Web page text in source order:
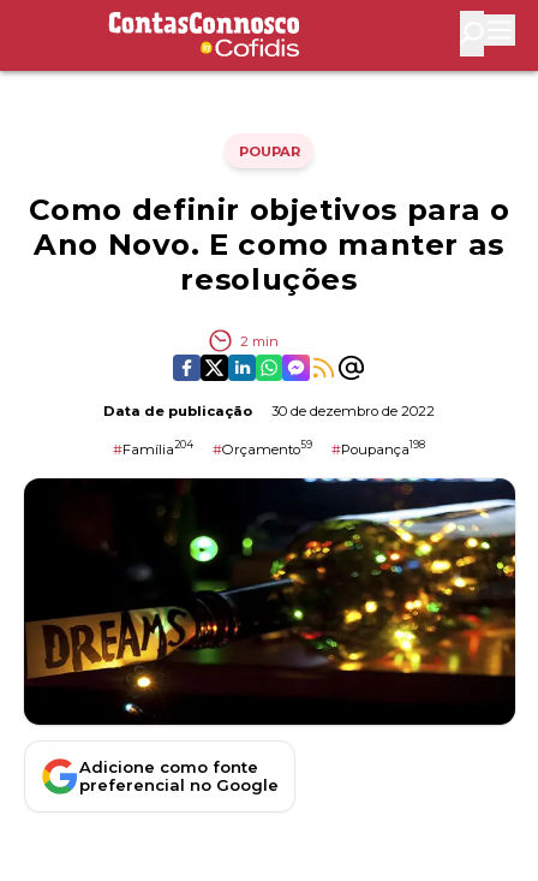
Contas Connosco by Cofidis
POUPAR
Como definir objetivos para o
Ano Novo. E como manter as
resoluções
2 min
Data de publicação 30 de dezembro de 2022
#Família204 #Orçamento59 #Poupança198
Adicione como fonte
preferencial no Google